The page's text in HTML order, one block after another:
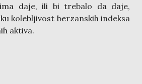
daje, ili bi trebalo da daje,
kolebljivost berzanskih indeksa
aktiva.